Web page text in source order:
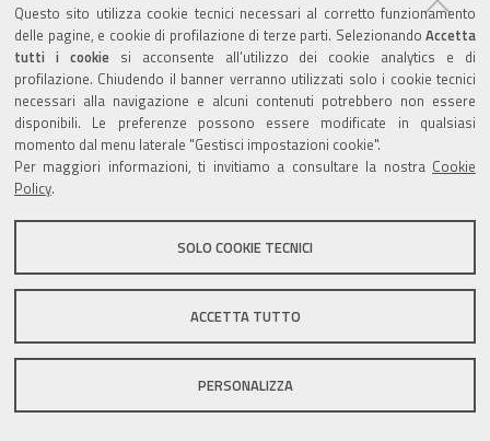
Questo sito utilizza cookie tecnici necessari al corretto funzionamento
delle pagine, e cookie di profilazione di terze parti. Selezionando Accetta
tutti i cookiesi acconsente all’utilizzo dei cookie analytics e di
profilazione. Chiudendo il banner verranno utilizzati solo i cookie tecnici
necessari alla navigazione e alcuni contenuti potrebbero non essere
disponibili. Le preferenze possono essere modificate in qualsiasi
momento dal menu laterale "Gestisci impostazioni cookie".
Per maggiori informazioni, ti invitiamo a consultare la nostra Cookie
Policy.
SOLO COOKIE TECNICI
ACCETTA TUTTO
PERSONALIZZA
Valuta questo sito
Sito istituzionale Comune di Zola Predosa
Privacy policy|DPO|Accessibilità